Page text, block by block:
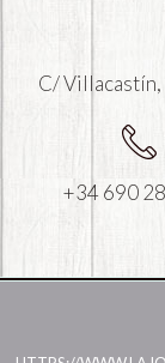
C/ Villacastín,
+34 690